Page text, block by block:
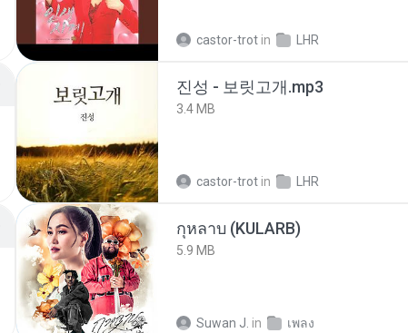
castor-trot in LHR
진성 - 보릿고개.mp3
3.4 MB
castor-trot in LHR
กุหลาบ (KULARB)
5.9 MB
Suwan J. in เพลง